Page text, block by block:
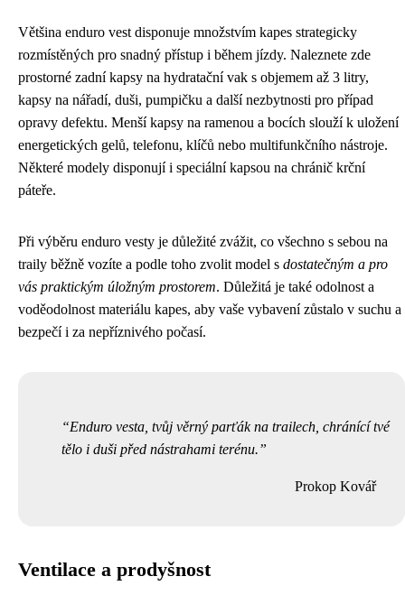
Většina enduro vest disponuje množstvím kapes strategicky
rozmístěných pro snadný přístup i během jízdy. Naleznete zde
prostorné zadní kapsy na hydratační vak s objemem až 3 litry,
kapsy na nářadí, duši, pumpičku a další nezbytnosti pro případ
opravy defektu. Menší kapsy na ramenou a bocích slouží k uložení
energetických gelů, telefonu, klíčů nebo multifunkčního nástroje.
Některé modely disponují i speciální kapsou na chránič krční
páteře.
Při výběru enduro vesty je důležité zvážit, co všechno s sebou na
traily běžně vozíte a podle toho zvolit model s dostatečným a pro
vás praktickým úložným prostorem. Důležitá je také odolnost a
voděodolnost materiálu kapes, aby vaše vybavení zůstalo v suchu a
bezpečí i za nepříznivého počasí.
Enduro vesta, tvůj věrný parťák na trailech, chránící tvé
tělo i duši před nástrahami terénu.
Prokop Kovář
Ventilace a prodyšnost